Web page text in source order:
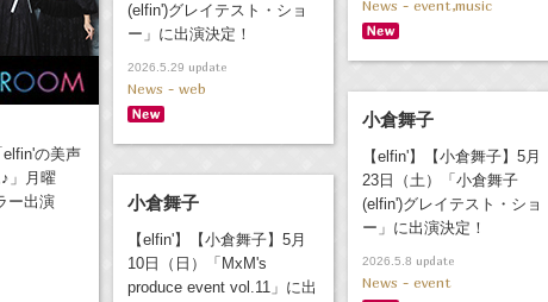
News - event,music
の美声
」月曜
ー出演
(elfin')グレイテスト・ショ
ー」に出演決定！
2026.5.29 update
News - web
小倉舞子
【elfin'】【小倉舞子】5月
23日（土）「小倉舞子
(elfin')グレイテスト・ショ
ー」に出演決定！
2026.5.8 update
News - event
小倉舞子
【elfin'】【小倉舞子】5月
10日（日）「MxM's
produce event vol.11」に出